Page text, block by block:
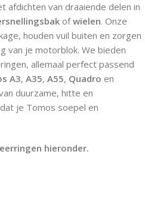
afdichten van draaiende delen in
ofwielen. Onze
houden vuil buiten en zorgen
van je motorblok. We bieden
allemaal perfect passend
A3, A35, A55, Quadro en
duurzame, hitte en
je Tomos soepel en
hieronder.